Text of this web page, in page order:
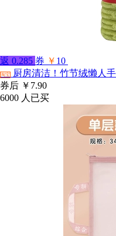
返 0.285 券 ￥ 10
淘宝
厨房清洁！竹节绒懒人
券后 ￥7.90
6000 人已买